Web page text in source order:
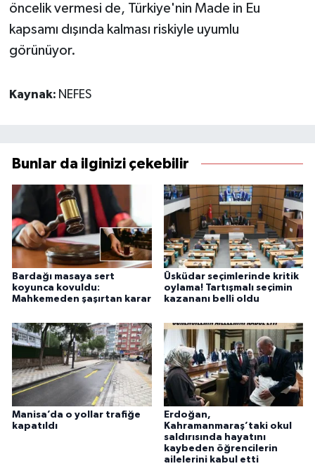
öncelik vermesi de, Türkiye'nin Made in Eu
kapsamı dışında kalması riskiyle uyumlu
görünüyor.
Kaynak: NEFES
Bunlar da ilginizi çekebilir
Bardağı masaya sert
koyunca kovuldu:
Mahkemeden şaşırtan karar
Üsküdar seçimlerinde kritik
oylama! Tartışmalı seçimin
kazananı belli oldu
Manisa’da o yollar trafiğe
kapatıldı
Erdoğan,
Kahramanmaraş’taki okul
saldırısında hayatını
kaybeden öğrencilerin
ailelerini kabul etti